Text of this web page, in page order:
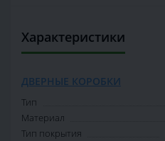
Характеристики
ДВЕРНЫЕ КОРОБКИ
Тип
Материал
Тип покрытия